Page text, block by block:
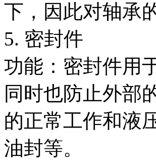
下，因此对轴承
5. 密封件
功能：密封件用
同时也防止外部
的正常工作和液
油封等。